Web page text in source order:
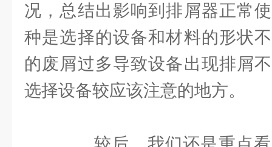
况，总结出影响到排屑器正常
种是选择的设备和材料的形状
的废屑过多导致设备出现排屑
选择设备较应该注意的地方。